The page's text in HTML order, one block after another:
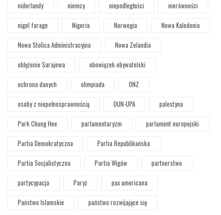
niderlandy
niemcy niepodległości
nierówności
nigel farage
Nigeria Norwegia
Nowa Kaledonia
Nowa Stolica Administracyjna
Nowa Zelandia
oblężenie Sarajewa
obowiązek obywatelski
ochrona danych
olimpiada
ONZ
osoby z niepełnosprawnością
OUN-UPA
palestyna
Park Chung Hee
parlamentaryzm
parlament europejski
Partia Demokratyczna
Partia Republikańska
Partia Socjalistyczna
Partia Wigów
partnerstwo
partycypacja
Paryż
pax americana
Państwo Islamskie
państwo rozwijające się